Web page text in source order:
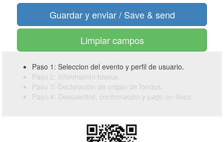
Limpiar campos
Paso 1: Seleccion del evento y perfil de usuario.
Paso 2: Información básica.
Paso 3: Declaración de origen de fondos.
Paso 4: Descuentos, confirmación y pago en línea.